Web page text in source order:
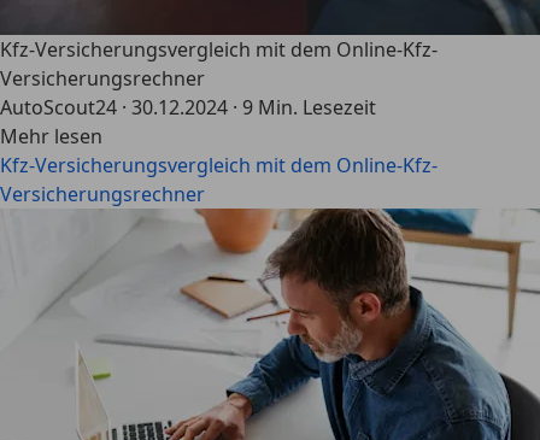
Kfz-Versicherungsvergleich mit dem Online-Kfz-
Versicherungsrechner
AutoScout24 · 30.12.2024 · 9 Min. Lesezeit
Mehr lesen
Kfz-Versicherungsvergleich mit dem Online-Kfz-
Versicherungsrechner